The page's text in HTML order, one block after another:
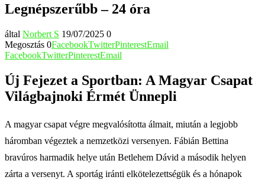
Legnépszerűbb – 24 óra
által Norbert S 19/07/2025 0
Megosztás 0FacebookTwitterPinterestEmail
FacebookTwitterPinterestEmail
Új Fejezet a Sportban: A Magyar Csapat
Világbajnoki Érmét Ünnepli
A magyar csapat végre megvalósította álmait, miután a legjobb
háromban végeztek a nemzetközi versenyen. Fábián Bettina
bravúros harmadik helye után Betlehem Dávid a második helyen
zárta a versenyt. A sportág iránti elkötelezettségük és a hónapok